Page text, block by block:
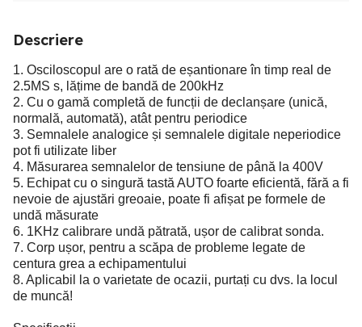
Descriere
1. Osciloscopul are o rată de eșantionare în timp real de
2.5MS s, lățime de bandă de 200kHz
2. Cu o gamă completă de funcții de declanșare (unică,
normală, automată), atât pentru periodice
3. Semnalele analogice și semnalele digitale neperiodice
pot fi utilizate liber
4. Măsurarea semnalelor de tensiune de până la 400V
5. Echipat cu o singură tastă AUTO foarte eficientă, fără a fi
nevoie de ajustări greoaie, poate fi afișat pe formele de
undă măsurate
6. 1KHz calibrare undă pătrată, ușor de calibrat sonda.
7. Corp ușor, pentru a scăpa de probleme legate de
centura grea a echipamentului
8. Aplicabil la o varietate de ocazii, purtați cu dvs. la locul
de muncă!